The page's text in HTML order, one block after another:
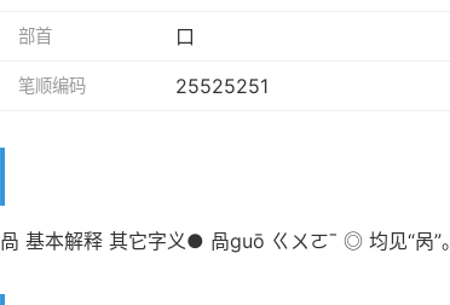
部首 口
笔顺编码 25525251
咼 基本解释 其它字义● 咼guō ㄍㄨㄛˉ ◎ 均见“呙”。